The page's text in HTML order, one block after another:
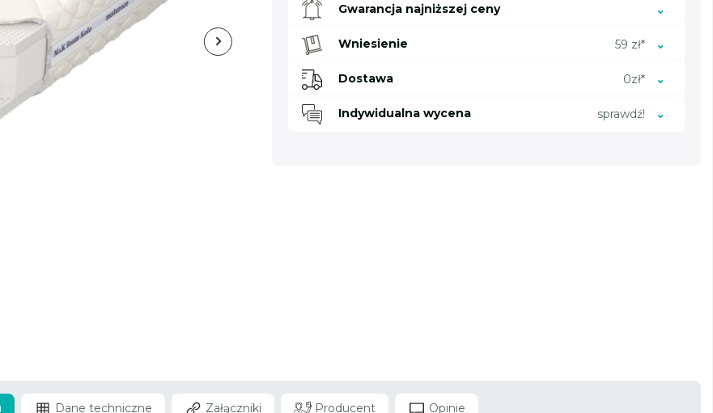
Gwarancja najniższej ceny
Wniesienie 59 zł*
Dostawa 0zł*
Indywidualna wycena sprawdź!
Dane techniczne Załączniki Producent Opinie